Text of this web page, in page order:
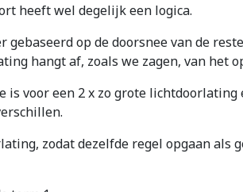
heeft wel degelijk een logica.
op de doorsnee van de
hangt af, zoals we zagen, van het
voor een 2 x zo grote lichtdoorlating
zodat dezelfde regel opgaan als